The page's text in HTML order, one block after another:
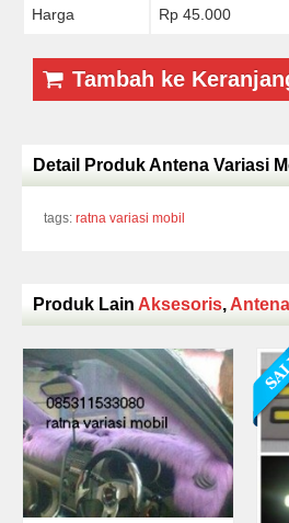
Harga Rp 45.000
Tambah ke
Detail Produk Antena Variasi
tags: ratna variasi mobil
Produk Lain Aksesoris,